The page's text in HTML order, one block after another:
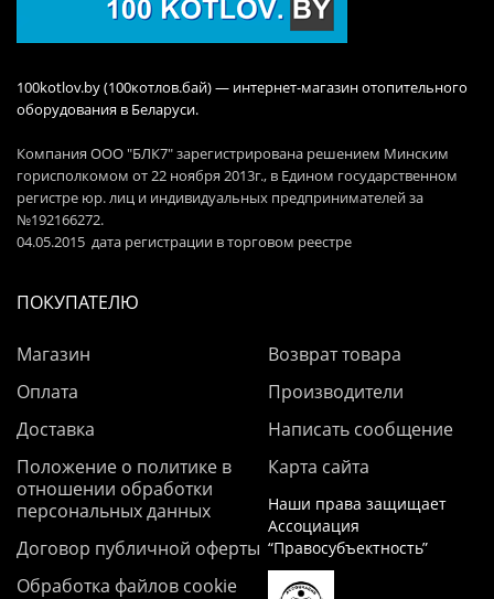
100kotlov.by (100котлов.бай) — интернет-магазин отопительного
оборудования в Беларуси.
Компания ООО "БЛК7" зарегистрирована решением Минским
горисполкомом от 22 ноября 2013г., в Едином государственном
регистре юр. лиц и индивидуальных предпринимателей за
№192166272.
04.05.2015 дата регистрации в торговом реестре
ПОКУПАТЕЛЮ
Магазин
Оплата
Доставка
Положение о политике в
отношении обработки
персональных данных
Договор публичной оферты
Обработка файлов cookie
Возврат товара
Производители
Написать сообщение
Карта сайта
Наши права защищает
Ассоциация
“Правосубъектность”